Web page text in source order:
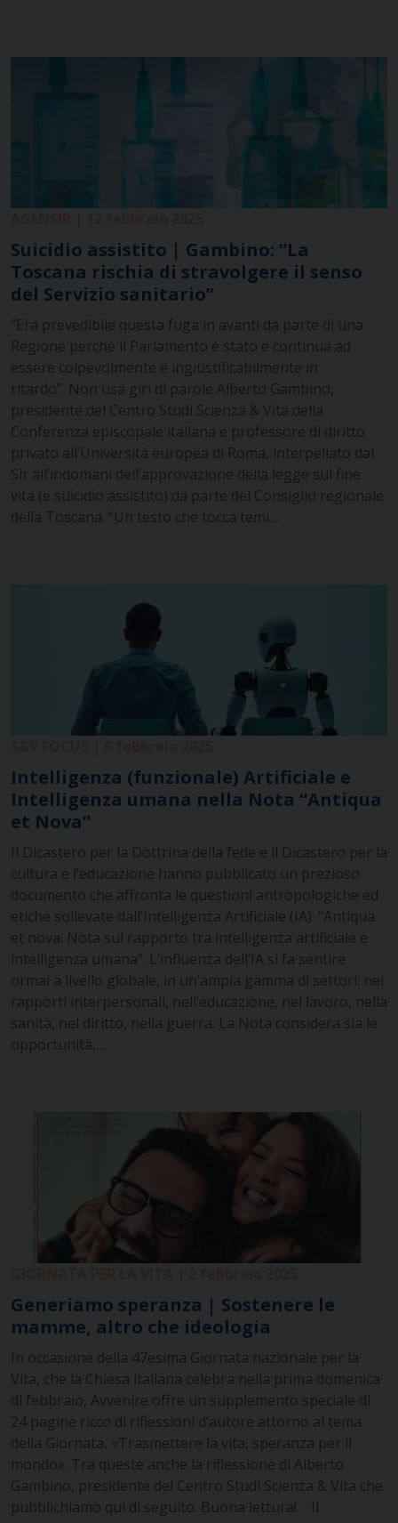
Suicidio assistito | Gambino: “La
Toscana rischia di stravolgere il senso
del Servizio sanitario”
“Era prevedibile questa fuga in avanti da parte di una
Regione perché il Parlamento è stato e continua ad
essere colpevolmente e ingiustificabilmente in
ritardo”. Non usa giri di parole Alberto Gambino,
presidente del Centro Studi Scienza & Vita della
Conferenza episcopale italiana e professore di diritto
privato all’Università europea di Roma, interpellato dal
Sir all’indomani dell’approvazione della legge sul fine
vita (e suicidio assistito) da parte del Consiglio regionale
della Toscana. “Un testo che tocca temi…
Intelligenza (funzionale) Artificiale e
Intelligenza umana nella Nota “Antiqua
et Nova”
Il Dicastero per la Dottrina della fede e il Dicastero per la
cultura e l’educazione hanno pubblicato un prezioso
documento che affronta le questioni antropologiche ed
etiche sollevate dall’Intelligenza Artificiale (IA): “Antiqua
et nova. Nota sul rapporto tra intelligenza artificiale e
intelligenza umana”. L’influenza dell’IA si fa sentire
ormai a livello globale, in un’ampia gamma di settori: nei
rapporti interpersonali, nell’educazione, nel lavoro, nella
sanità, nel diritto, nella guerra. La Nota considera sia le
opportunità,…
Generiamo speranza | Sostenere le
mamme, altro che ideologia
In occasione della 47esima Giornata nazionale per la
Vita, che la Chiesa italiana celebra nella prima domenica
di febbraio, Avvenire offre un supplemento speciale di
24 pagine ricco di riflessioni d’autore attorno al tema
della Giornata, «Trasmettere la vita, speranza per il
mondo». Tra queste anche la riflessione di Alberto
Gambino, presidente del Centro Studi Scienza & Vita che
pubblichiamo qui di seguito. Buona lettura! Il